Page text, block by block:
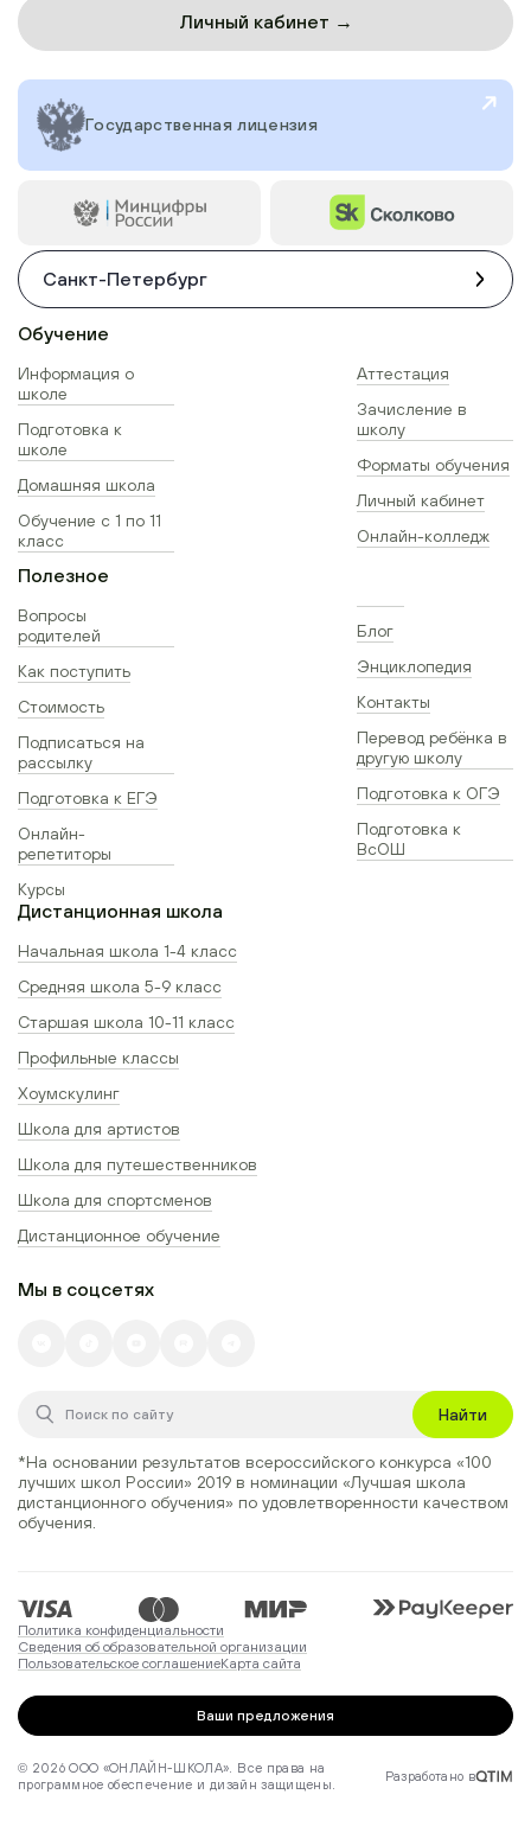
Личный кабинет →
Государственная лицензия
Санкт-Петербург
Обучение
Информация о
школе
Подготовка к
школе
Домашняя школа
Обучение с 1 по 11
класс
Аттестация
Зачисление в
школу
Форматы обучения
Личный кабинет
Онлайн-колледж
Полезное
Вопросы
родителей
Как поступить
Стоимость
Подписаться на
рассылку
Подготовка к ЕГЭ
Онлайн-
репетиторы
Курсы
Блог
Энциклопедия
Контакты
Перевод ребёнка в
другую школу
Подготовка к ОГЭ
Подготовка к
ВсОШ
Дистанционная школа
Начальная школа 1-4 класс
Средняя школа 5-9 класс
Старшая школа 10-11 класс
Профильные классы
Хоумскулинг
Школа для артистов
Школа для путешественников
Школа для спортсменов
Дистанционное обучение
Мы в соцсетях
Найти
*На основании результатов всероссийского конкурса «100
лучших школ России» 2019 в номинации «Лучшая школа
дистанционного обучения» по удовлетворенности качеством
обучения.
Политика конфиденциальности
Сведения об образовательной организации
Пользовательское соглашениеКарта сайта
Ваши предложения
© 2026 ООО «ОНЛАЙН-ШКОЛА». Все права на
программное обеспечение и дизайн защищены.
Разработано в